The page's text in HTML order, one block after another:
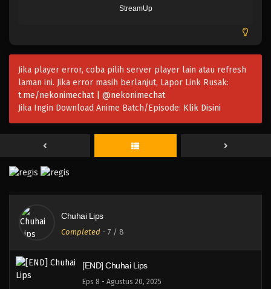
StreamUp
Jika player error, coba pilih server player lain atau refresh
laman ini. Jika error masih berlanjut, Lapor Link Rusak:
t.me/nekonimechat | @nekonimechat
Jika Ingin Download Anime Batch/Episode: Klik Disini
Chuhai Lips
Completed - 7 / 8
[END] Chuhai Lips
Eps 8 - Agustus 20, 2025